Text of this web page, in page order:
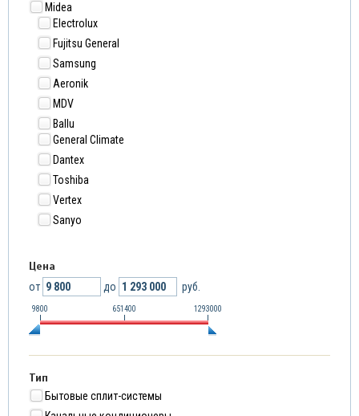
Midea
Electrolux
Fujitsu General
Samsung
Aeronik
MDV
Ballu
General Climate
Dantex
Toshiba
Vertex
Sanyo
Цена
от до руб.
9800 651400 1293000
Тип
Бытовые сплит-системы